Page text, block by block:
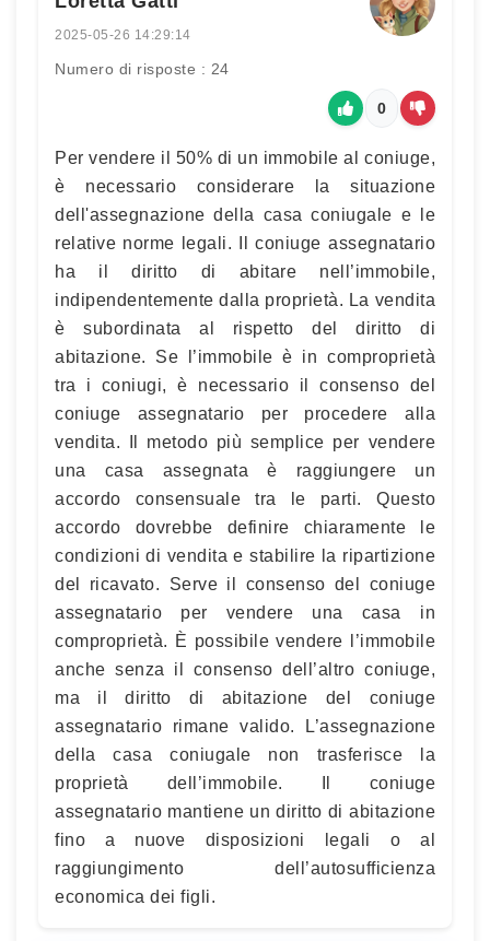
2025-05-26 14:29:14
Numero di risposte : 24
0
Per vendere il 50% di un immobile al coniuge,
è necessario considerare la situazione
dell'assegnazione della casa coniugale e le
relative norme legali. Il coniuge assegnatario
ha il diritto di abitare nell’immobile,
indipendentemente dalla proprietà. La vendita
è subordinata al rispetto del diritto di
abitazione. Se l’immobile è in comproprietà
tra i coniugi, è necessario il consenso del
coniuge assegnatario per procedere alla
vendita. Il metodo più semplice per vendere
una casa assegnata è raggiungere un
accordo consensuale tra le parti. Questo
accordo dovrebbe definire chiaramente le
condizioni di vendita e stabilire la ripartizione
del ricavato. Serve il consenso del coniuge
assegnatario per vendere una casa in
comproprietà. È possibile vendere l’immobile
anche senza il consenso dell’altro coniuge,
ma il diritto di abitazione del coniuge
assegnatario rimane valido. L’assegnazione
della casa coniugale non trasferisce la
proprietà dell’immobile. Il coniuge
assegnatario mantiene un diritto di abitazione
fino a nuove disposizioni legali o al
raggiungimento dell’autosufficienza
economica dei figli.